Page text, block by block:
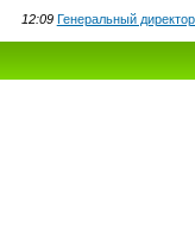
12:09 Генеральный